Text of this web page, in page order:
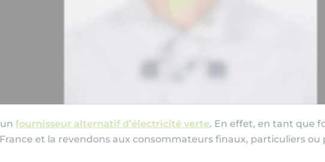
fournisseur alternatif d’électricité verte. En effet, en tant que
et la revendons aux consommateurs finaux, particuliers ou